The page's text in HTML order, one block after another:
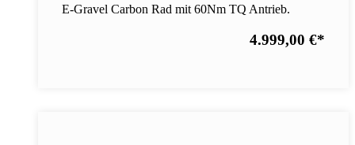
E-Gravel Carbon Rad mit 60Nm TQ Antrieb.
4.999,00 €*